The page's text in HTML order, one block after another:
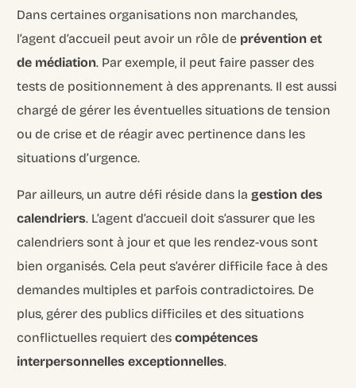
Dans certaines organisations non marchandes,
l’agent d’accueil peut avoir un rôle de prévention et
de médiation. Par exemple, il peut faire passer des
tests de positionnement à des apprenants. Il est aussi
chargé de gérer les éventuelles situations de tension
ou de crise et de réagir avec pertinence dans les
situations d’urgence.
Par ailleurs, un autre défi réside dans lagestion des
calendriers. L’agent d’accueil doit s’assurer que les
calendriers sont à jour et que les rendez-vous sont
bien organisés. Cela peut s’avérer difficile face à des
demandes multiples et parfois contradictoires. De
plus, gérer des publics difficiles et des situations
conflictuelles requiert descompétences
interpersonnelles exceptionnelles.